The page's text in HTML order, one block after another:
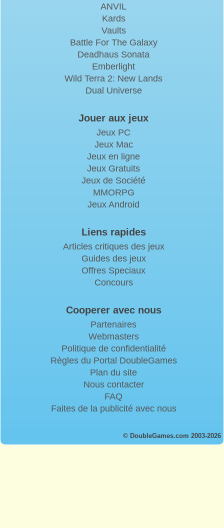
ANVIL
Kards
Vaults
Battle For The Galaxy
Deadhaus Sonata
Emberlight
Wild Terra 2: New Lands
Dual Universe
Jouer aux jeux
Jeux PC
Jeux Mac
Jeux en ligne
Jeux Gratuits
Jeux de Société
MMORPG
Jeux Android
Liens rapides
Articles critiques des jeux
Guides des jeux
Offres Speciaux
Concours
Cooperer avec nous
Partenaires
Webmasters
Politique de confidentialité
Règles du Portal DoubleGames
Plan du site
Nous contacter
FAQ
Faites de la publicité avec nous
© DoubleGames.com 2003-2026